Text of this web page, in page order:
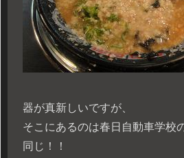
器が真新しいですが、
そこにあるのは春日自動車学校
同じ！！